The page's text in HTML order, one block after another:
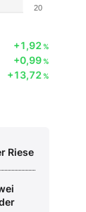
20
+1,92%
+0,99%
+13,72%
Riese